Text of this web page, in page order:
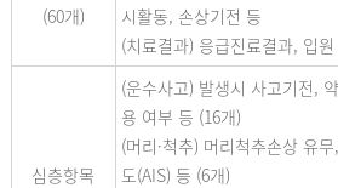
(60개)
시활동, 손상기전 등
(치료결과) 응급진료결과, 입
심층항목
(운수사고) 발생시 사고기전,
용 여부 등 (16개)
(머리·척추) 머리척추손상 유
도(AIS) 등 (6개)